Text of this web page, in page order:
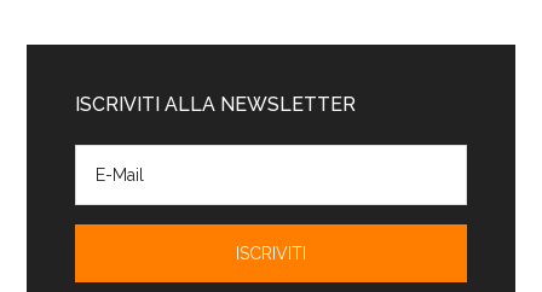
ISCRIVITI ALLA NEWSLETTER